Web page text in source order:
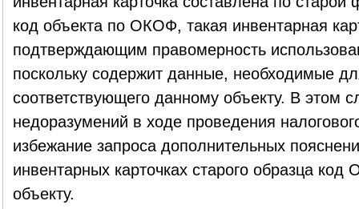
код объекта по ОКОФ, такая инвентарная
подтверждающим правомерность
поскольку содержит данные, необходимые
соответствующего данному объекту. В этом
недоразумений в ходе проведения
избежание запроса дополнительных
инвентарных карточках старого образца
объекту.